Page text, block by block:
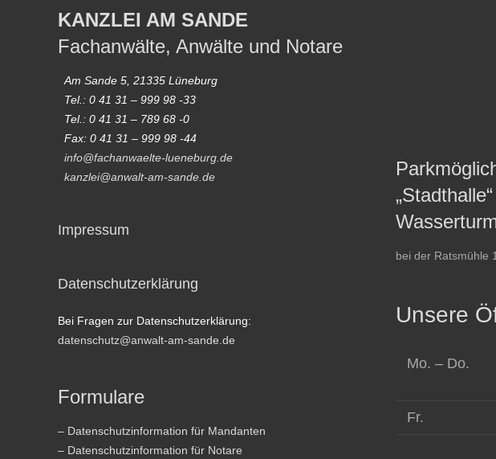
KANZLEI AM SANDE
Fachanwälte, Anwälte und Notare
Am Sande 5, 21335 Lüneburg
Tel.: 0 41 31 – 999 98 -33
Tel.: 0 41 31 – 789 68 -0
Fax: 0 41 31 – 999 98 -44
info@fachanwaelte-lueneburg.de
kanzlei@anwalt-am-sande.de
Impressum
Datenschutzerklärung
Bei Fragen zur Datenschutzerklärung:
datenschutz@anwalt-am-sande.de
Formulare
– Datenschutzinformation für Mandanten
– Datenschutzinformation für Notare
bei der Ratsmühle
Unsere
Mo. – Do.
Fr.